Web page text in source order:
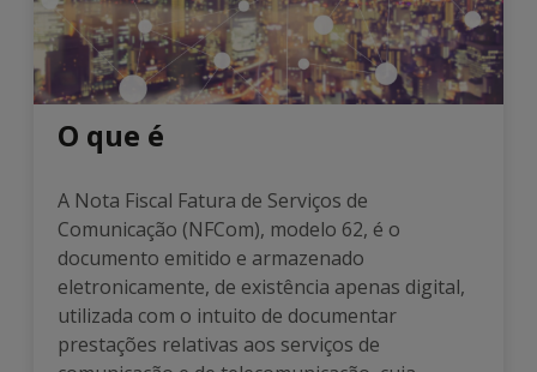
O que é
A Nota Fiscal Fatura de Serviços de
Comunicação (NFCom), modelo 62, é o
documento emitido e armazenado
eletronicamente, de existência apenas digital,
utilizada com o intuito de documentar
prestações relativas aos serviços de